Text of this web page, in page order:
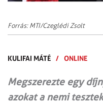
Forrás: MTI/Czeglédi Zsolt
KULIFAI MÁTÉ / ONLINE
Megszerezte egy
azokat a nemi